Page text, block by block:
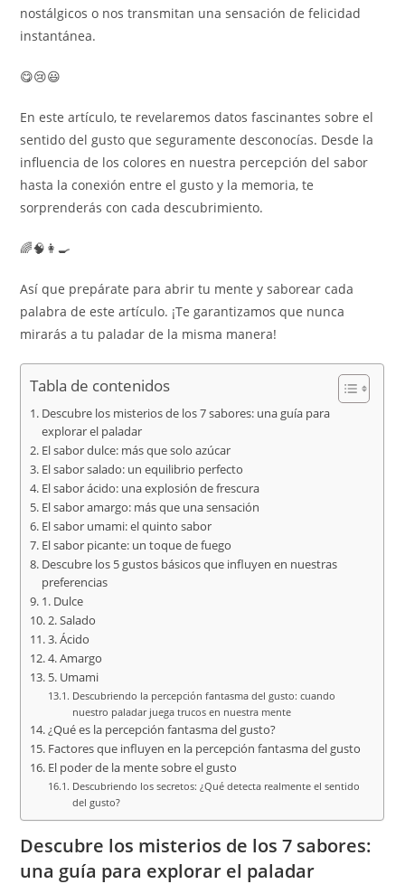
nostálgicos o nos transmitan una sensación de felicidad
instantánea.
😋😢😃
En este artículo, te revelaremos datos fascinantes sobre el
sentido del gusto que seguramente desconocías. Desde la
influencia de los colores en nuestra percepción del sabor
hasta la conexión entre el gusto y la memoria, te
sorprenderás con cada descubrimiento.
🌈🧠👩‍🍳
Así que prepárate para abrir tu mente y saborear cada
palabra de este artículo. ¡Te garantizamos que nunca
mirarás a tu paladar de la misma manera!
Tabla de contenidos
Descubre los misterios de los 7 sabores: una guía para
explorar el paladar
El sabor dulce: más que solo azúcar
El sabor salado: un equilibrio perfecto
El sabor ácido: una explosión de frescura
El sabor amargo: más que una sensación
El sabor umami: el quinto sabor
El sabor picante: un toque de fuego
Descubre los 5 gustos básicos que influyen en nuestras
preferencias
1. Dulce
2. Salado
3. Ácido
4. Amargo
5. Umami
Descubriendo la percepción fantasma del gusto: cuando
nuestro paladar juega trucos en nuestra mente
¿Qué es la percepción fantasma del gusto?
Factores que influyen en la percepción fantasma del gusto
El poder de la mente sobre el gusto
Descubriendo los secretos: ¿Qué detecta realmente el sentido
del gusto?
Descubre los misterios de los 7 sabores:
una guía para explorar el paladar